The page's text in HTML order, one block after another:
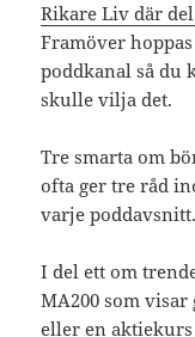
Rikare Liv där
Framöver
poddkanal så du
skulle vilja det.
Tre smarta om
ofta ger tre råd
varje poddavsnitt.
I del ett om
MA200 som
eller en aktiekurs